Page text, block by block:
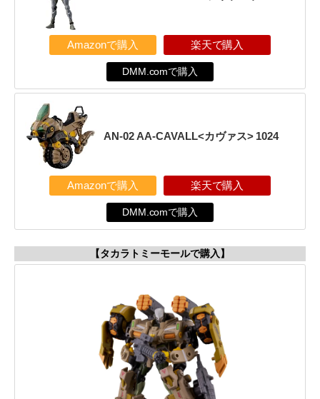
Amazonで購入 楽天で購入
DMM.comで購入
AN-02 AA-CAVALL<カヴァス> 1024
Amazonで購入 楽天で購入
DMM.comで購入
【タカラトミーモールで購入】